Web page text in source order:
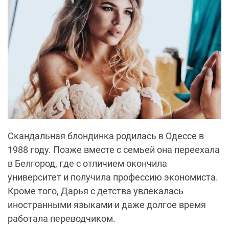
Скандальная блондинка родилась в Одессе в
1988 году. Позже вместе с семьей она переехала
в Белгород, где с отличием окончила
университет и получила профессию экономиста.
Кроме того, Дарья с детства увлекалась
иностранными языками и даже долгое время
работала переводчиком.